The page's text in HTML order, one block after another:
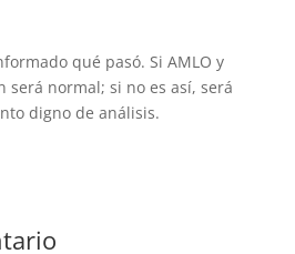
qué pasó. Si AMLO y
será normal; si no es así, será
digno de análisis.